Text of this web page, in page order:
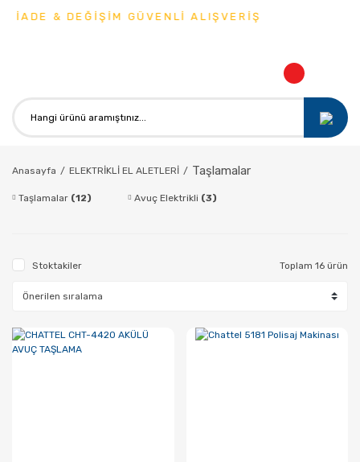
& DEĞİŞİM GÜVENLİ ALIŞVERİŞ
Anasayfa ELEKTRİKLİ EL ALETLERİ Taşlamalar
Taşlamalar (12) Avuç Elektrikli (3)
Stoktakiler Toplam 16 ürün